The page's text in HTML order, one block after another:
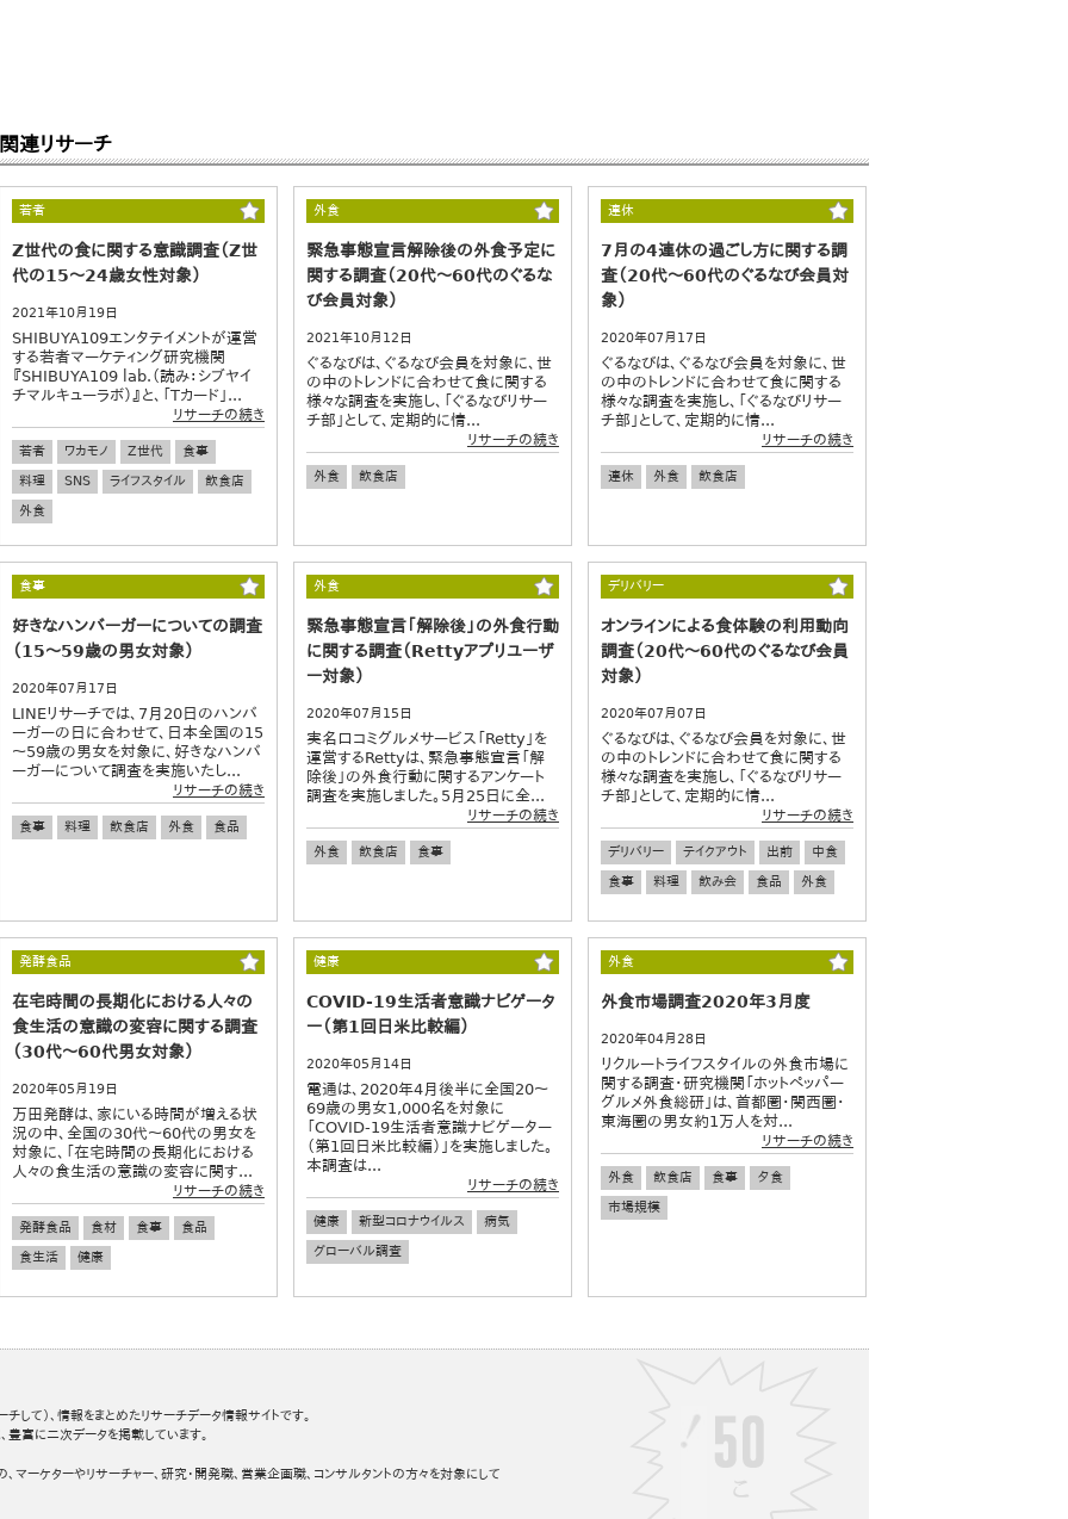
関連リサーチ
若者
Z世代の食に関する意識調査（Z世
代の15～24歳女性対象）
2021年10月19日
SHIBUYA109エンタテイメントが運営
する若者マーケティング研究機関
『SHIBUYA109 lab.（読み：シブヤイ
チマルキューラボ）』と、「Tカード」...
リサーチの続き
若者 ワカモノ Z世代
食事
料理
SNS ライフスタイル
飲食店
外食
外食
緊急事態宣言解除後の外食予定に
関する調査（20代～60代のぐるな
び会員対象）
2021年10月12日
ぐるなびは、ぐるなび会員を対象に、世
の中のトレンドに合わせて食に関する
様々な調査を実施し、「ぐるなびリサー
チ部」として、定期的に情...
リサーチの続き
外食 飲食店
連休
7月の4連休の過ごし方に関する調
査（20代～60代のぐるなび会員対
象）
2020年07月17日
ぐるなびは、ぐるなび会員を対象に、世
の中のトレンドに合わせて食に関する
様々な調査を実施し、「ぐるなびリサー
チ部」として、定期的に情...
リサーチの続き
連休 外食 飲食店
食事
好きなハンバーガーについての調査
（15～59歳の男女対象）
2020年07月17日
LINEリサーチでは、7月20日のハンバ
ーガーの日に合わせて、日本全国の15
～59歳の男女を対象に、好きなハンバ
ーガーについて調査を実施いたし...
リサーチの続き
食事 料理 飲食店 外食 食品
外食
緊急事態宣言「解除後」の外食行動
に関する調査（Rettyアプリユーザ
ー対象）
2020年07月15日
実名口コミグルメサービス「Retty」を
運営するRettyは、緊急事態宣言「解
除後」の外食行動に関するアンケート
調査を実施しました。5月25日に全...
リサーチの続き
外食 飲食店 食事
デリバリー
オンラインによる食体験の利用動向
調査（20代～60代のぐるなび会員
対象）
2020年07月07日
ぐるなびは、ぐるなび会員を対象に、世
の中のトレンドに合わせて食に関する
様々な調査を実施し、「ぐるなびリサー
チ部」として、定期的に情...
リサーチの続き
デリバリー テイクアウト 出前
中食
食事
料理 飲み会 食品 外食
発酵食品
在宅時間の長期化における人々の
食生活の意識の変容に関する調査
（30代～60代男女対象）
2020年05月19日
万田発酵は、家にいる時間が増える状
況の中、全国の30代～60代の男女を
対象に、「在宅時間の長期化における
人々の食生活の意識の変容に関す...
リサーチの続き
発酵食品 食材 食事
食品
食生活
健康
健康
COVID-19生活者意識ナビゲータ
ー（第1回日米比較編）
2020年05月14日
電通は、2020年4月後半に全国20～
69歳の男女1,000名を対象に
「COVID-19生活者意識ナビゲーター
（第1回日米比較編）」を実施しました。
本調査は...
リサーチの続き
健康 新型コロナウイルス
病気
グローバル調査
外食
外食市場調査2020年3月度
2020年04月28日
リクルートライフスタイルの外食市場に
関する調査・研究機関「ホットペッパー
グルメ外食総研」は、首都圏・関西圏・
東海圏の男女約1万人を対...
リサーチの続き
外食 飲食店 食事
夕食
市場規模
して）、情報をまとめたリサーチデータ情報サイトです。
富に二次データを掲載しています。
マーケターやリサーチャー、研究・開発職、営業企画職、コンサルタントの方々を対象にして